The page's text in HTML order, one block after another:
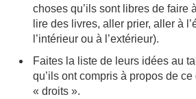
choses qu’ils sont libres de faire
lire des livres, aller prier, aller à
l’intérieur ou à l’extérieur).
Faites la liste de leurs idées au
qu’ils ont compris à propos de
« droits ».